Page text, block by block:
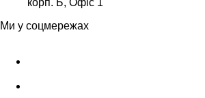
корп. Б, Офіс 1
Ми у соцмережах